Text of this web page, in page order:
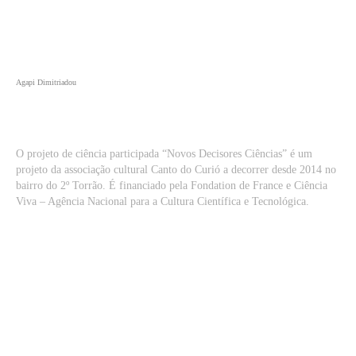
Agapi Dimitriadou
O projeto de ciência participada “Novos Decisores Ciências” é um
projeto da associação cultural Canto do Curió a decorrer desde 2014 no
bairro do 2º Torrão. É financiado pela Fondation de France e Ciência
Viva – Agência Nacional para a Cultura Científica e Tecnológica.